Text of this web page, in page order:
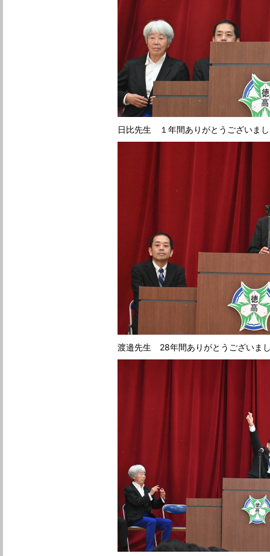
日比先生 １年間ありがとうございま
渡邉先生 28年間ありがとうございま